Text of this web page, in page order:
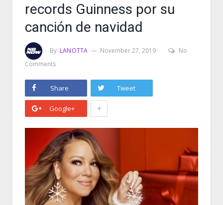
records Guinness por su
canción de navidad
By LANOTTA November 27, 2019
No
Comments
Share Tweet
Google+ +